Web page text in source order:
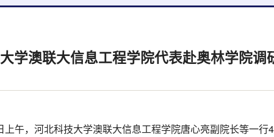
学澳联大信息工程学院代表赴奥林学院调
上午，河北科技大学澳联大信息工程学院唐心亮副院长等一行